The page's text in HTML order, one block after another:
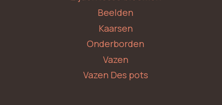
Beelden
Kaarsen
Onderborden
Vazen
Vazen Des pots